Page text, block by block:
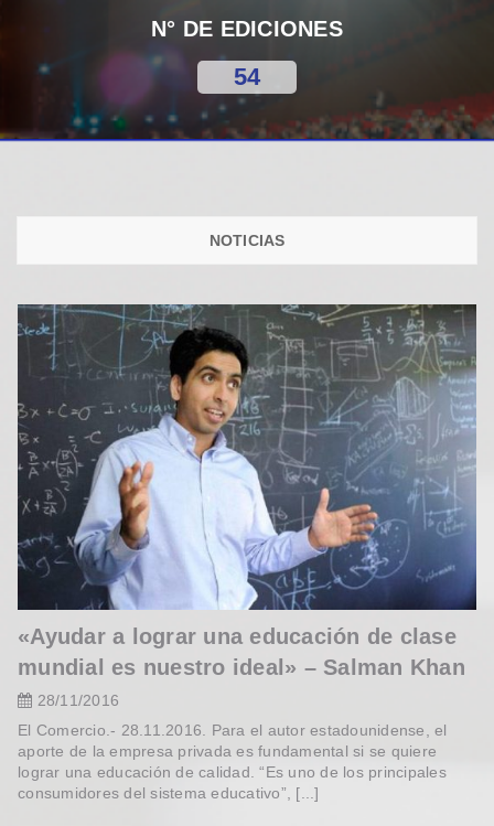
N° DE EDICIONES
54
NOTICIAS
«Ayudar a lograr una educación de clase
mundial es nuestro ideal» – Salman Khan
28/11/2016
El Comercio.- 28.11.2016. Para el autor estadounidense, el
aporte de la empresa privada es fundamental si se quiere
lograr una educación de calidad. “Es uno de los principales
consumidores del sistema educativo”, [...]